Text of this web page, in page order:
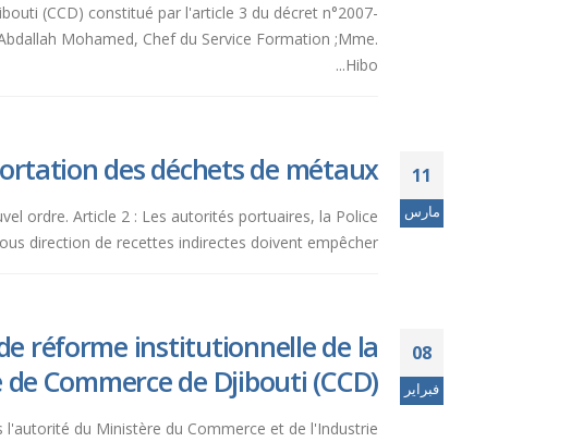
(CCD) constitué par l'article 3 du décret n°2007-
Mohamed, Chef du Service Formation ;Mme.
Hibo...
11
مارس
des déchets de métaux.
ordre. Article 2 : Les autorités portuaires, la Police
direction de recettes indirectes doivent empêcher...
08
فبراير
réforme institutionnelle de la
Commerce de Djibouti (CCD).
du Ministère du Commerce et de l'Industrie